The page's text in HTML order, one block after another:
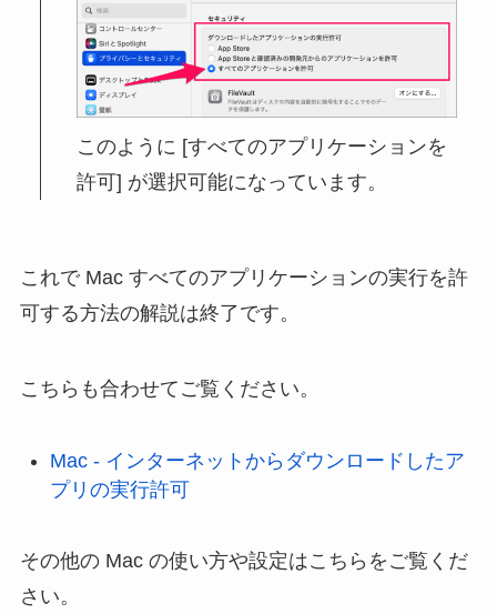
このように [すべてのアプリケーションを
許可] が選択可能になっています。
これで Mac すべてのアプリケーションの実行を許
可する方法の解説は終了です。
こちらも合わせてご覧ください。
Mac - インターネットからダウンロードしたア
プリの実行許可
その他の Mac の使い方や設定はこちらをご覧くだ
さい。